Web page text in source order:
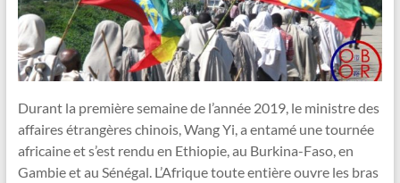
Durant la première semaine de l’année 2019, le ministre des
affaires étrangères chinois, Wang Yi, a entamé une tournée
africaine et s’est rendu en Ethiopie, au Burkina-Faso, en
Gambie et au Sénégal. L’Afrique toute entière ouvre les bras